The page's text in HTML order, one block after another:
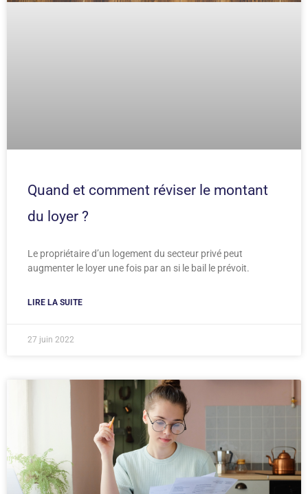
Quand et comment réviser le montant
du loyer ?
Le propriétaire d’un logement du secteur privé peut
augmenter le loyer une fois par an si le bail le prévoit.
LIRE LA SUITE
27 juin 2022